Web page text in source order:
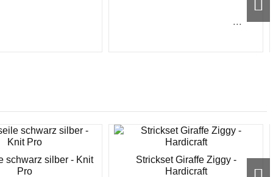
...
schwarz silber - Knit
Pro
Strickset Giraffe Ziggy -
Hardicraft